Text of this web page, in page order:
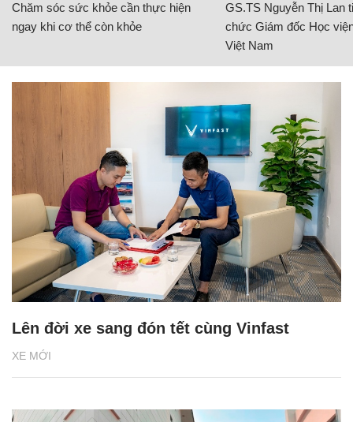
Chăm sóc sức khỏe cần thực hiện
ngay khi cơ thể còn khỏe
GS.TS Nguyễn Thị Lan
chức Giám đốc Học
Việt Nam
XE MỚI
Lên đời xe sang đón tết cùng Vinfast